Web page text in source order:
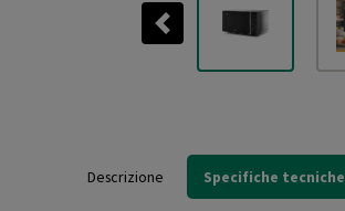
Previous
Descrizione Specifiche tecniche